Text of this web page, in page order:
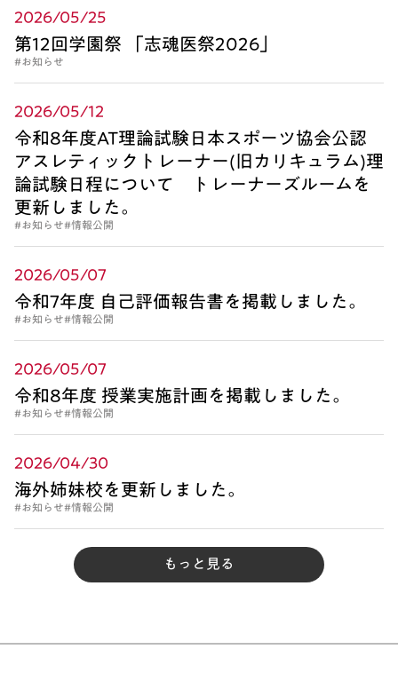
2026/05/25
第12回学園祭 「志魂医祭2026」
#お知らせ
2026/05/12
令和8年度AT理論試験日本スポーツ協会公認
アスレティックトレーナー(旧カリキュラム)理
論試験日程について トレーナーズルームを
更新しました。
#お知らせ#情報公開
2026/05/07
令和7年度 自己評価報告書を掲載しました。
#お知らせ#情報公開
2026/05/07
令和8年度 授業実施計画を掲載しました。
#お知らせ#情報公開
2026/04/30
海外姉妹校を更新しました。
#お知らせ#情報公開
もっと見る